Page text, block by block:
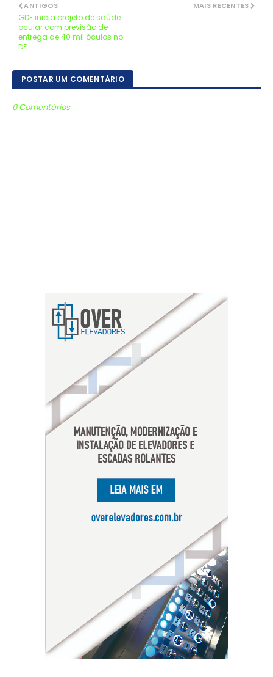
MAIS RECENTES
ANTIGOS
GDF inicia projeto de saúde
ocular com previsão de
entrega de 40 mil óculos no
DF
POSTAR UM COMENTÁRIO
0 Comentários